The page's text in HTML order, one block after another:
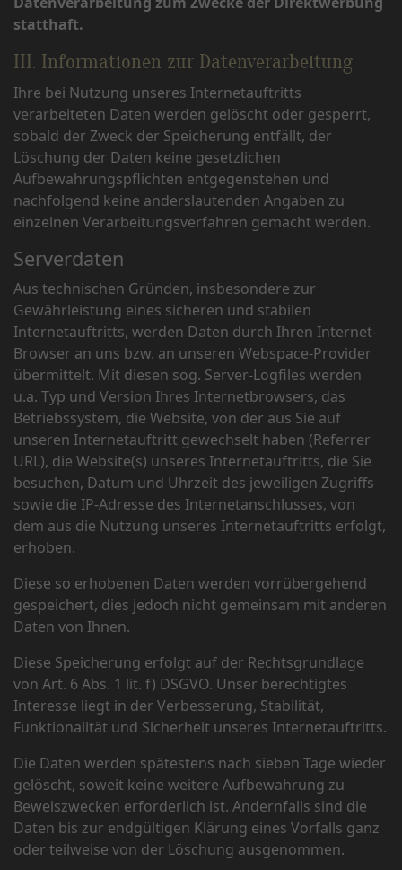
statthaft.
III. Informationen zur Datenverarbeitung
Ihre bei Nutzung unseres Internetauftritts
verarbeiteten Daten werden gelöscht oder gesperrt,
sobald der Zweck der Speicherung entfällt, der
Löschung der Daten keine gesetzlichen
Aufbewahrungspflichten entgegenstehen und
nachfolgend keine anderslautenden Angaben zu
einzelnen Verarbeitungsverfahren gemacht werden.
Serverdaten
Aus technischen Gründen, insbesondere zur
Gewährleistung eines sicheren und stabilen
Internetauftritts, werden Daten durch Ihren Internet-
Browser an uns bzw. an unseren Webspace-Provider
übermittelt. Mit diesen sog. Server-Logfiles werden
u.a. Typ und Version Ihres Internetbrowsers, das
Betriebssystem, die Website, von der aus Sie auf
unseren Internetauftritt gewechselt haben (Referrer
URL), die Website(s) unseres Internetauftritts, die Sie
besuchen, Datum und Uhrzeit des jeweiligen Zugriffs
sowie die IP-Adresse des Internetanschlusses, von
dem aus die Nutzung unseres Internetauftritts erfolgt,
erhoben.
Diese so erhobenen Daten werden vorrübergehend
gespeichert, dies jedoch nicht gemeinsam mit anderen
Daten von Ihnen.
Diese Speicherung erfolgt auf der Rechtsgrundlage
von Art. 6 Abs. 1 lit. f) DSGVO. Unser berechtigtes
Interesse liegt in der Verbesserung, Stabilität,
Funktionalität und Sicherheit unseres Internetauftritts.
Die Daten werden spätestens nach sieben Tage wieder
gelöscht, soweit keine weitere Aufbewahrung zu
Beweiszwecken erforderlich ist. Andernfalls sind die
Daten bis zur endgültigen Klärung eines Vorfalls ganz
oder teilweise von der Löschung ausgenommen.